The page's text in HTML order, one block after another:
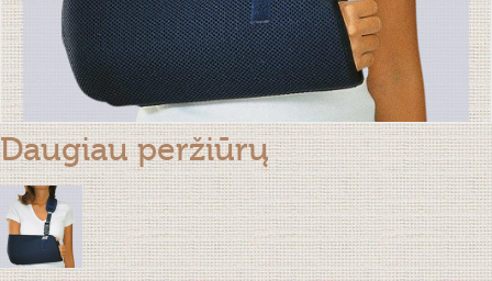
Daugiau peržiūrų